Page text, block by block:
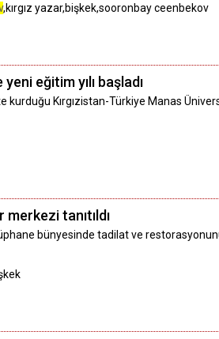
,kırgız yazar,bişkek,sooronbay ceenbekov
eğitim yılı başladı
kurduğu Kırgızistan-Türkiye Manas
tanıtıldı
bünyesinde tadilat ve